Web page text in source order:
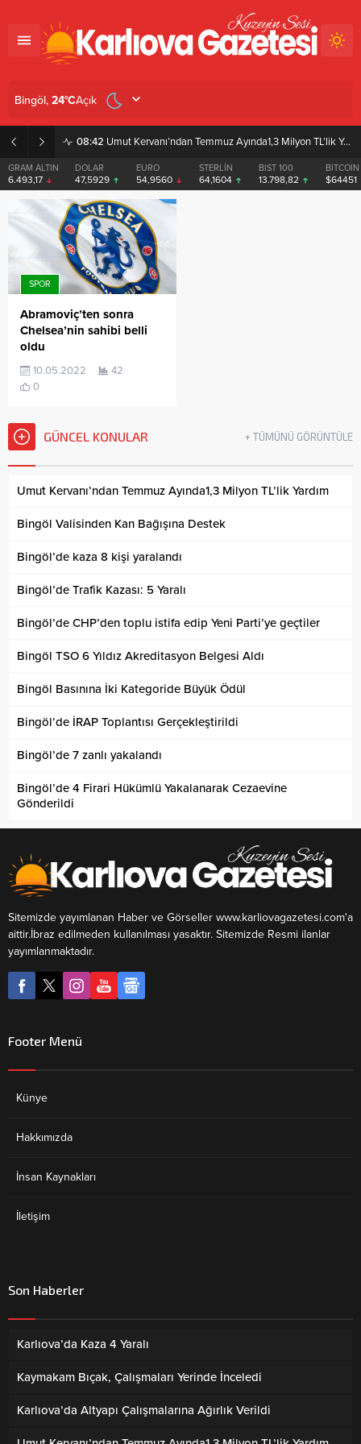
08:42 Umut Kervanı’ndan Temmuz Ayında1,3 Milyon TL’lik Yardım
GRAM ALTIN
6.493,17
DOLAR
47,5929
EURO
54,9560
STERLİN
64,1604
BIST 100
13.798,82
BITCOIN
$64451
Bingöl, 24°CAçık
SPOR
Abramoviç’ten sonra
Chelsea’nin sahibi belli
oldu
10.05.2022
42
0
GÜNCEL KONULAR + TÜMÜNÜ GÖRÜNTÜLE
Umut Kervanı’ndan Temmuz Ayında1,3 Milyon TL’lik Yardım
Bingöl Valisinden Kan Bağışına Destek
Bingöl’de kaza 8 kişi yaralandı
Bingöl’de Trafik Kazası: 5 Yaralı
Bingöl’de CHP’den toplu istifa edip Yeni Parti’ye geçtiler
Bingöl TSO 6 Yıldız Akreditasyon Belgesi Aldı
Bingöl Basınına İki Kategoride Büyük Ödül
Bingöl’de İRAP Toplantısı Gerçekleştirildi
Bingöl’de 7 zanlı yakalandı
Bingöl’de 4 Firari Hükümlü Yakalanarak Cezaevine
Gönderildi
Sitemizde yayımlanan Haber ve Görseller www.karliovagazetesi.com'a
aittir.İbraz edilmeden kullanılması yasaktır. Sitemizde Resmi ilanlar
yayımlanmaktadır.
Footer Menü
Künye
Hakkımızda
İnsan Kaynakları
İletişim
Son Haberler
Karlıova’da Kaza 4 Yaralı
Kaymakam Bıçak, Çalışmaları Yerinde İnceledi
Karlıova’da Altyapı Çalışmalarına Ağırlık Verildi